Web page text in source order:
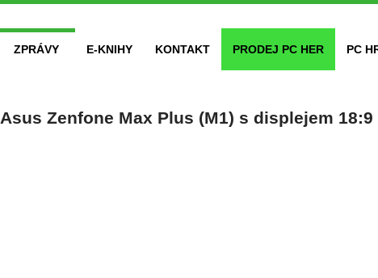
ZPRÁVY E-KNIHY KONTAKT PRODEJ PC HER PC
Asus Zenfone Max Plus (M1) s displejem 18:9